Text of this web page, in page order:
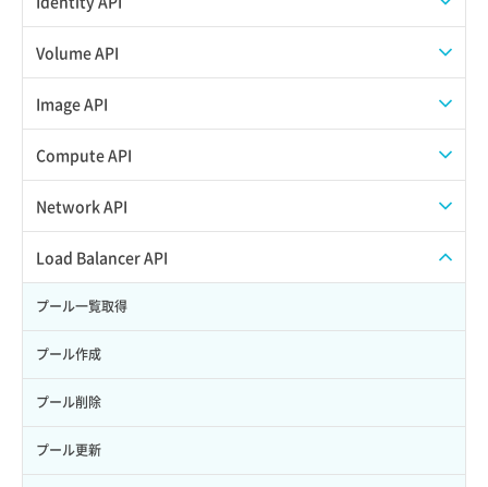
APIでVPSを作成する
API情報を確認する
Credential一覧取得
Credential作成
Credential削除
サブユーザーにロールを紐づけ
サブユーザー一覧取得
サブユーザー作成
サブユーザー削除
サブユーザー更新
Volume API
スナップショット一覧取得
スナップショット作成
スナップショット削除
Image API
ISOイメージアップロード
ISOイメージ作成
イメージ一覧取得
イメージ保存使用量取得
イメージ保存容量取得
イメージ保存容量変更
イメージ削除
Compute API
ISOイメージ挿入/排出
SSHキーペア一覧取得
SSHキーペア作成
SSHキーペア削除
SSHキーペア詳細取得
アタッチ済みポート一覧取得
Network API
QoSポリシー一覧取得
QoSポリシー詳細取得
サブネット一覧取得
サブネット作成（ローカルネットワーク用）
サブネット削除（ローカルネットワーク用）
Load Balancer API
プール一覧取得
プール作成
プール削除
プール更新